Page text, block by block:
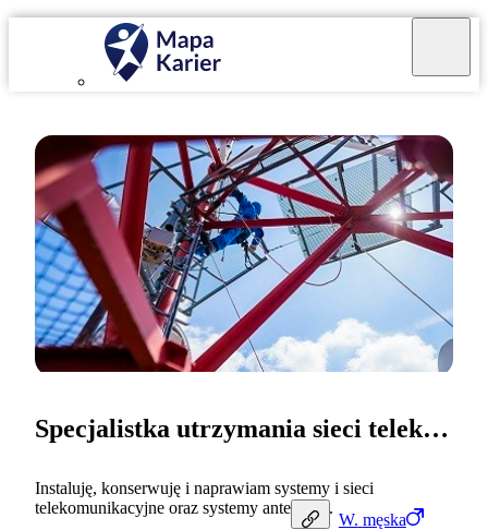
W. męska
Specjalistka utrzymania sieci telekomunikacyjnej
Instaluję, konserwuję i naprawiam systemy i sieci
telekomunikacyjne oraz systemy antenowe.